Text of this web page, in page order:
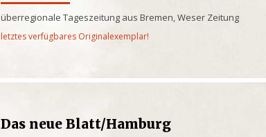
überregionale Tageszeitung aus Bremen, Weser Zeitung
letztes verfügbares Originalexemplar!
Das neue Blatt/Hamburg